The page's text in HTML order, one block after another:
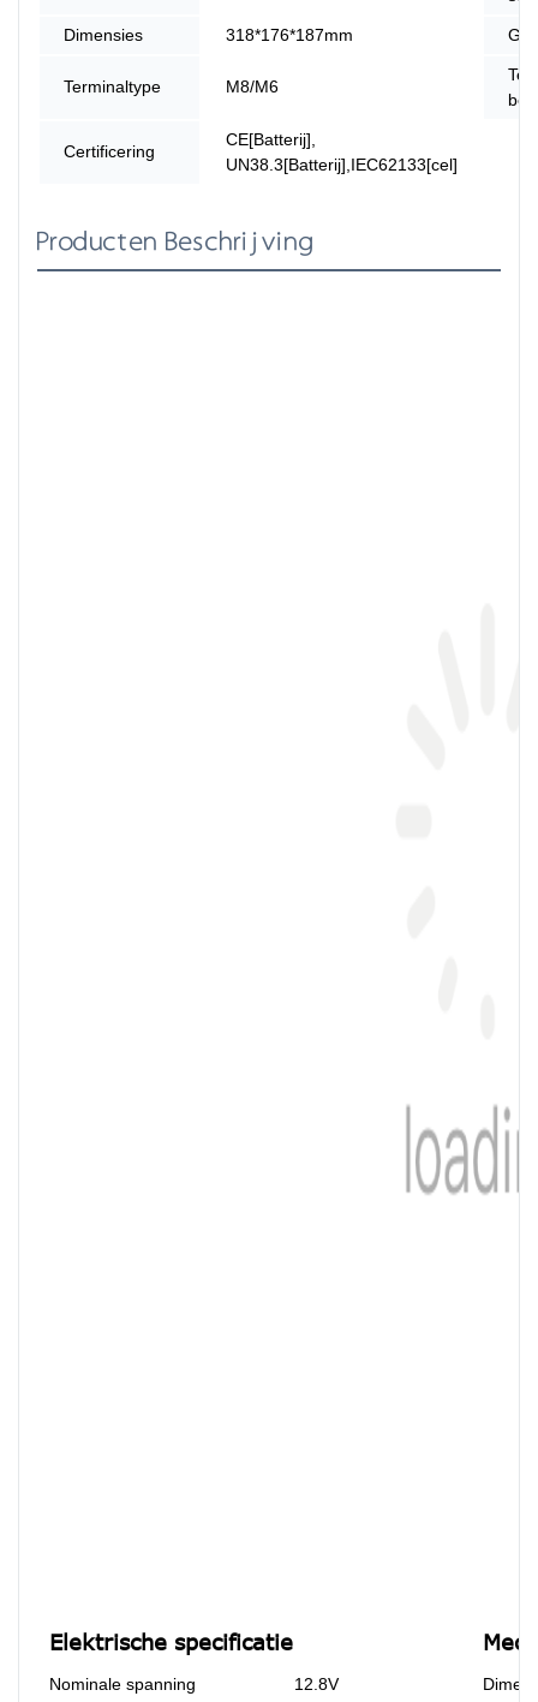
Dimensies 318*176*187mm
Terminaltype M8/M6
Certificering
CE[Batterij],
UN38.3[Batterij],IEC62133[cel]
Producten Beschrijving
Elektrische specificatie
Nominale spanning 12.8V